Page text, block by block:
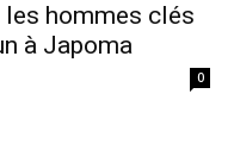
les hommes clés
à Japoma
0